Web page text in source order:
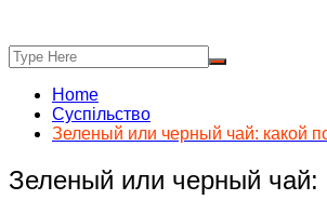
Home
Суспільство
Зеленый или черный чай: какой
Зеленый или черный чай: